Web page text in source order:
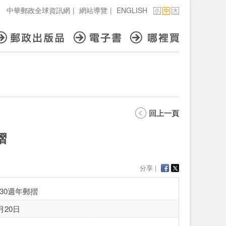
中華郵政全球資訊網 | 網站導覽 | ENGLISH
回上一頁
分享 |
週年郵摺
20日